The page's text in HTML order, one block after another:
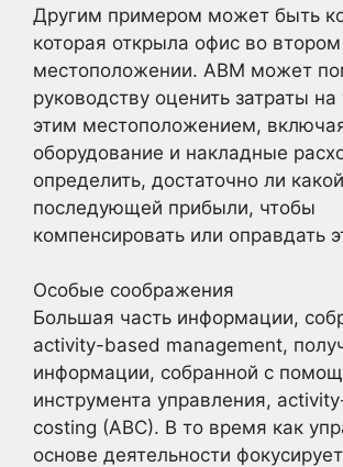
Другим примером может быть
которая открыла офис во втором
местоположении. ABM может
руководству оценить затраты
этим местоположением,
оборудование и накладные
определить, достаточно ли
последующей прибыли, чтобы
компенсировать или оправдать
Особые соображения
Большая часть информации,
activity-based management,
информации, собранной с
инструмента управления,
costing (ABC). В то время как
основе деятельности